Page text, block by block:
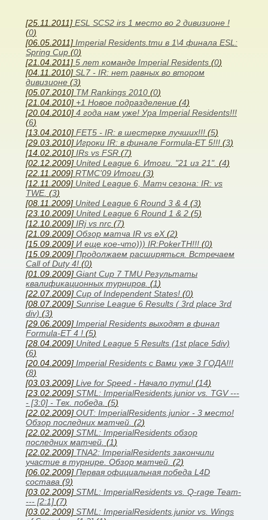
[25.11.2011] ESL SCS2 irs 1 место во 2 дивизионе !
(0)
[06.05.2011] Imperial Residents.tmu в 1\4 финала ESL:
Spring Cup (0)
[21.04.2011] 5 лет команде Imperial Residents (0)
[04.11.2010] SL7 - IR: нет равных во втором
дивизионе (3)
[05.07.2010] TM Rankings 2010 (0)
[21.04.2010] +1 Новое подразделение (4)
[20.04.2010] 4 года нам уже! Ура Imperial Residents!!!
(6)
[13.04.2010] FET5 - IR: в шестерке лучших!!! (5)
[29.03.2010] Игроки IR: в финале Formula-ET 5!!! (3)
[14.02.2010] IRs vs FSR (7)
[02.12.2009] United League 6. Итоги. "21 из 21". (4)
[22.11.2009] RTMC'09 Итоги (3)
[12.11.2009] United League 6, Матч сезона: IR: vs
TWE. (3)
[08.11.2009] United League 6 Round 3 & 4 (3)
[23.10.2009] United League 6 Round 1 & 2 (5)
[12.10.2009] IRj vs nrc (7)
[21.09.2009] Обзор матча IR vs eX(2)
[15.09.2009] И еще кое-что))) IR:PokerTH!!! (0)
[15.09.2009] Продолжаем расширяться. Встречаем
Call of Duty 4! (0)
[01.09.2009] Giant Cup 7 TMU Результаты
квалификационных турниров. (1)
[22.07.2009] Cup of Independent States! (0)
[08.07.2009] Sunrise League 6 Results ( 3rd place 3rd
div) (3)
[29.06.2009] Imperial Residents выходят в финал
Formula-ET 4 ! (5)
[28.04.2009] United League 5 Results (1st place 5div)
(6)
[20.04.2009] Imperial Residents с Вами уже 3 ГОДА!!!
(8)
[03.03.2009] Live for Speed - Начало пути! (14)
[23.02.2009] STML: ImperialResidents.junior vs. TGV ---
- [3:0] - Тех. победа. (5)
[22.02.2009] OUT: ImperialResidents.junior - 3 место!
Обзор последних матчей. (2)
[22.02.2009] STML: ImperialResidents обзор
последних матчей. (1)
[22.02.2009] TNA2: ImperialResidents закончили
участие в турнире. Обзор матчей. (2)
[06.02.2009] Первая официальная победа L4D
состава (9)
[03.02.2009] STML: ImperialResidents vs. Q-rage Team-
--- [2:1] (7)
[03.02.2009] STML: ImperialResidents.junior vs. Wings